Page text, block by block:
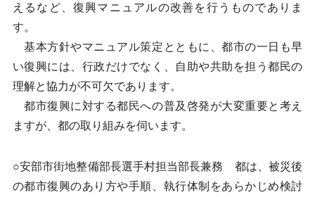
えるなど、復興マニュアルの改善を行うものでありま
す。
基本方針やマニュアル策定とともに、都市の一日も早
い復興には、行政だけでなく、自助や共助を担う都民の
理解と協力が不可欠であります。
都市復興に対する都民への普及啓発が大変重要と考え
ますが、都の取り組みを伺います。
○安部市街地整備部長選手村担当部長兼務 都は、被災後
の都市復興のあり方や手順、執行体制をあらかじめ検討